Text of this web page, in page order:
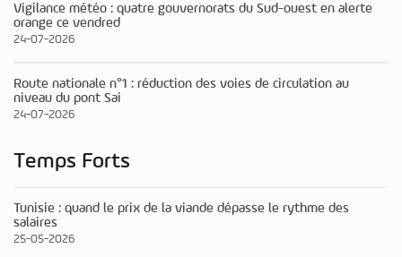
Vigilance météo : quatre gouvernorats du Sud-ouest en alerte
orange ce vendred
24-07-2026
Route nationale n°1 : réduction des voies de circulation au
niveau du pont Sai
24-07-2026
Temps Forts
Tunisie : quand le prix de la viande dépasse le rythme des
salaires
25-05-2026